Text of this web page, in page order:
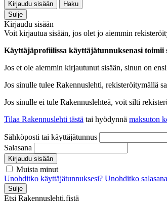
Kirjaudu sisään
Haku
Sulje
Kirjaudu sisään
Voit kirjautua sisään, jos olet jo aiemmin
Käyttäjäprofiilissa käyttäjätunnuksenasi toimii
Jos et ole aiemmin kirjautunut sisään, sinun on
Jos sinulle tulee Rakennuslehti, rekisteröitymällä
Jos sinulle ei tule Rakennuslehteä, voit silti
Tilaa Rakennuslehti tästä tai hyödynnä maksuton
Sähköposti tai käyttäjätunnus
Salasana
Kirjaudu sisään
Muista minut
Unohditko käyttäjätunnuksesi? Unohditko
Sulje
Etsi Rakennuslehti.fistä